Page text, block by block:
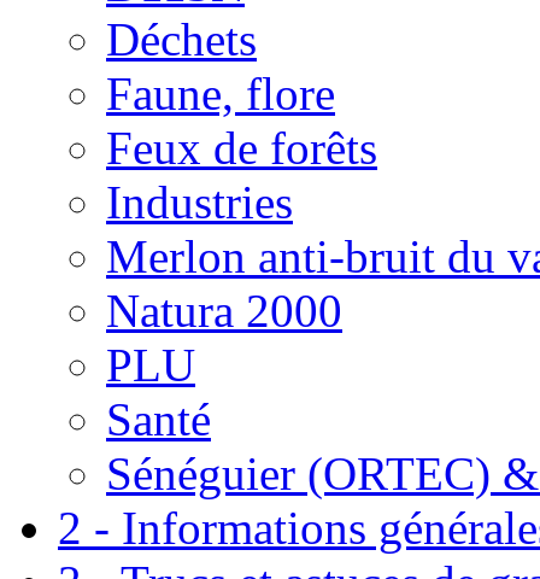
Déchets
Faune, flore
Feux de forêts
Industries
Merlon anti-bruit du
Natura 2000
PLU
Santé
Sénéguier (ORTEC)
2 - Informations